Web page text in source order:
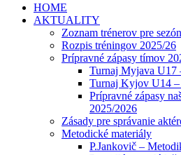
HOME
AKTUALITY
Zoznam trénerov pre
Rozpis tréningov 2025/26
Prípravné zápasy tímov
Turnaj Myjava U17
Turnaj Kyjov U14 –
Prípravné zápasy
2025/2026
Zásady pre správanie
Metodické materiály
P.Jankovič –